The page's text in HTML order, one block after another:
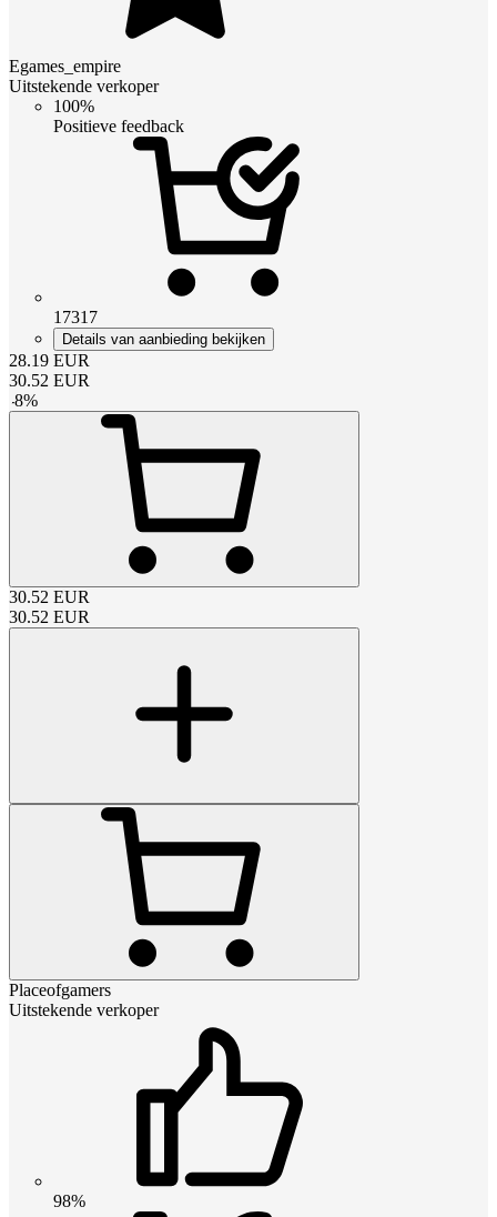
Egames_empire
Uitstekende verkoper
100%
Positieve feedback
17317
Details van aanbieding bekijken
28.19 EUR
30.52 EUR
-8%
30.52 EUR
30.52 EUR
Placeofgamers
Uitstekende verkoper
98%